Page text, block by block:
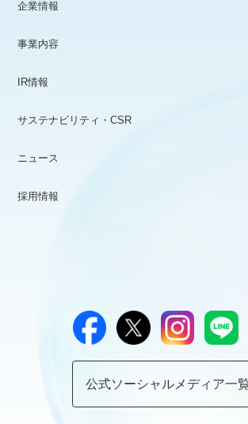
企業情報
事業内容
IR情報
サステナビリティ・CSR
ニュース
採用情報
公式ソーシャルメディア一